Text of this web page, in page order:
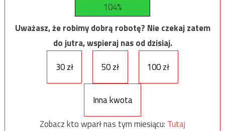
104%
Uważasz, że robimy dobrą robotę? Nie czekaj zatem
do jutra, wspieraj nas od dzisiaj.
30 zł
50 zł 100 zł
Inna kwota
Zobacz kto wparł nas tym miesiącu: Tutaj